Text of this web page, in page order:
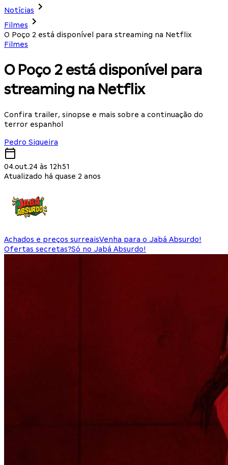
Notícias
Filmes
O Poço 2 está disponível para streaming na Netflix
Filmes
O Poço 2 está disponível para
streaming na Netflix
Confira trailer, sinopse e mais sobre a continuação do
terror espanhol
Pedro Siqueira
04.out.24 às 12h51
Atualizado há quase 2 anos
Achados e preços surreaisVenha para o Jabá Absurdo!
Ofertas secretas?Só no Jabá Absurdo!